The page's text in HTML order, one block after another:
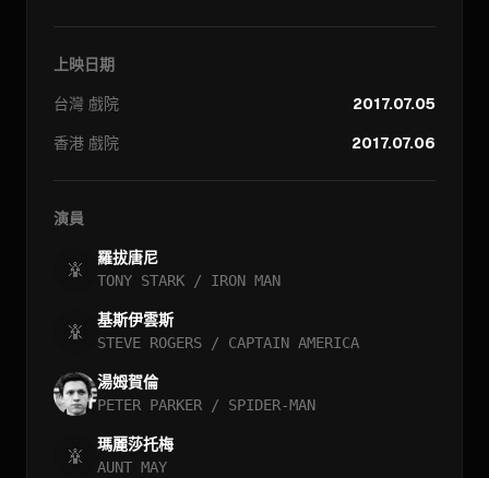
上映日期
台灣 戲院
2017.07.05
香港 戲院 2017.07.06
演員
羅拔唐尼
TONY STARK / IRON MAN
基斯伊雲斯
STEVE ROGERS / CAPTAIN AMERICA
湯姆賀倫
PETER PARKER / SPIDER-MAN
瑪麗莎托梅
AUNT MAY